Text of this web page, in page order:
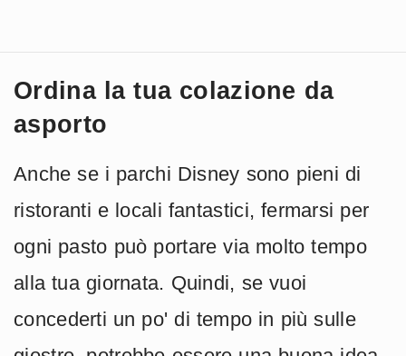
Ordina la tua colazione da
asporto
Anche se i parchi Disney sono pieni di
ristoranti e locali fantastici, fermarsi per
ogni pasto può portare via molto tempo
alla tua giornata. Quindi, se vuoi
concederti un po' di tempo in più sulle